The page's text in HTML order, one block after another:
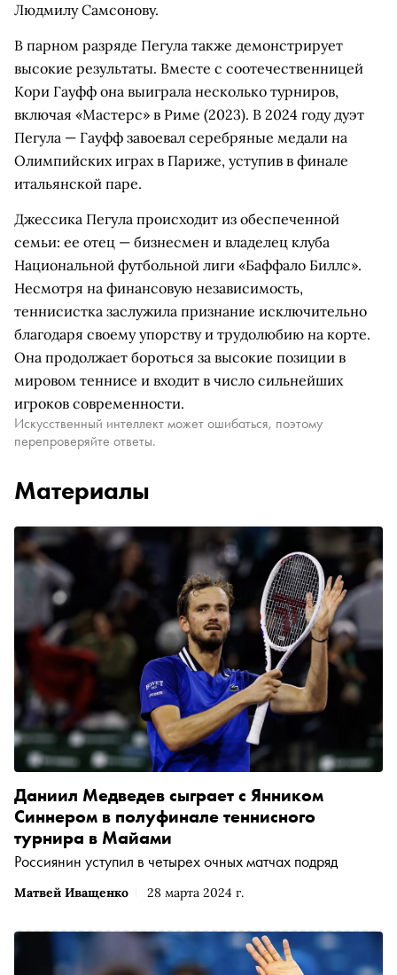
Людмилу Самсонову.
В парном разряде Пегула также демонстрирует
высокие результаты. Вместе с соотечественницей
Кори Гауфф она выиграла несколько турниров,
включая «Мастерс» в Риме (2023). В 2024 году дуэт
Пегула — Гауфф завоевал серебряные медали на
Олимпийских играх в Париже, уступив в финале
итальянской паре.
Джессика Пегула происходит из обеспеченной
семьи: ее отец — бизнесмен и владелец клуба
Национальной футбольной лиги «Баффало Биллс».
Несмотря на финансовую независимость,
теннисистка заслужила признание исключительно
благодаря своему упорству и трудолюбию на корте.
Она продолжает бороться за высокие позиции в
мировом теннисе и входит в число сильнейших
игроков современности.
Искусственный интеллект может ошибаться, поэтому
перепроверяйте ответы.
Материалы
Матвей Иващенко 28 марта 2024 г.
Даниил Медведев сыграет с Янником
Синнером в полуфинале теннисного
турнира в Майами
Россиянин уступил в четырех очных матчах подряд